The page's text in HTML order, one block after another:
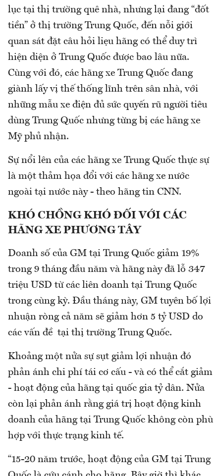
lục tại thị trường quê nhà, nhưng lại đang “đốt
tiền” ở thị trường Trung Quốc, đến nỗi giới
quan sát đặt câu hỏi liẹu hãng có thể duy trì
hiện diện ở Trung Quốc được bao lâu nữa.
Cùng với đó, các hãng xe Trung Quốc đang
giành lấy vị thế thống lĩnh trên sân nhà, với
những mẫu xe điện đủ sức quyến rũ người tiêu
dùng Trung Quốc nhưng từng bị các hãng xe
Mỹ phủ nhận.
Sự nổi lên của các hãng xe Trung Quốc thực sự
là một thảm họa đổi với các hãng xe nước
ngoài tại nước này - theo hãng tin CNN.
KHÓ CHỒNG KHÓ ĐỐI VỚI CÁC
HÃNG XE PHƯƠNG TÂY
Doanh số của GM tại Trung Quốc giảm 19%
trong 9 tháng đầu năm và hãng này đã lỗ 347
triệu USD từ các liên doanh tại Trung Quốc
trong cùng kỳ. Đầu tháng này, GM tuyên bố lợi
nhuận ròng cả năm sẽ giảm hơn 5 tỷ USD do
các vấn đề tại thị trường Trung Quốc.
Khoảng một nửa sự sụt giảm lợi nhuận đó
phản ánh chi phí tái cơ cấu - và có thể cắt giảm
- hoạt động của hãng tại quốc gia tỷ dân. Nửa
còn lại phản ánh rằng giá trị hoạt động kinh
doanh của hãng tại Trung Quốc không còn phù
hợp với thực trạng kinh tế.
“15-20 năm trước, hoạt động của GM tại Trung